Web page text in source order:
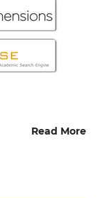
Read More